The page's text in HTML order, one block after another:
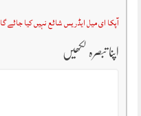
آپکا ای میل ایڈریس شائع نہیں کیا جائے گا
اپنا تبصرہ لکھیں